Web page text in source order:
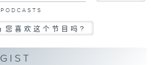
PODCASTS
您喜欢这个节目吗?
GIST